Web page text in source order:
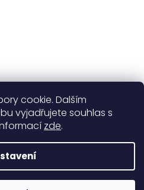
cookie. Dalším
vyjadřujete souhlas s
zde.
|NakódovaleshopGuru